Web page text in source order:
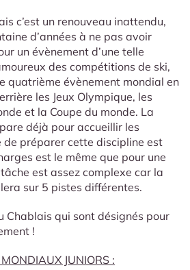
c’est un renouveau inattendu,
d’années à ne pas avoir
un évènement d’une telle
des compétitions de ski,
quatrième évènement mondial en
les Jeux Olympique, les
et la Coupe du monde. La
déjà pour accueillir les
de préparer cette discipline est
est le même que pour une
est assez complexe car la
sur 5 pistes différentes.
Chablais qui sont désignés pour
!
JUNIORS :